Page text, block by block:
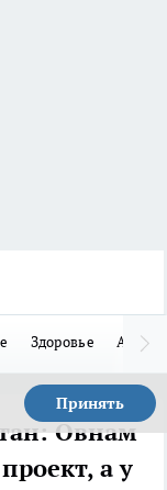
Здоровье Авто
Принять
Овнам
а у